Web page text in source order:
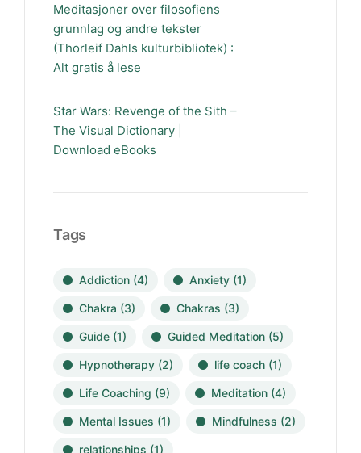
Meditasjoner over filosofiens
grunnlag og andre tekster
(Thorleif Dahls kulturbibliotek) :
Alt gratis å lese
Star Wars: Revenge of the Sith –
The Visual Dictionary |
Download eBooks
Tags
Addiction (4) Anxiety (1)
Chakra (3) Chakras (3)
Guide (1) Guided Meditation (5)
Hypnotherapy (2) life coach (1)
Life Coaching (9) Meditation (4)
Mental Issues (1) Mindfulness (2)
relationships (1)